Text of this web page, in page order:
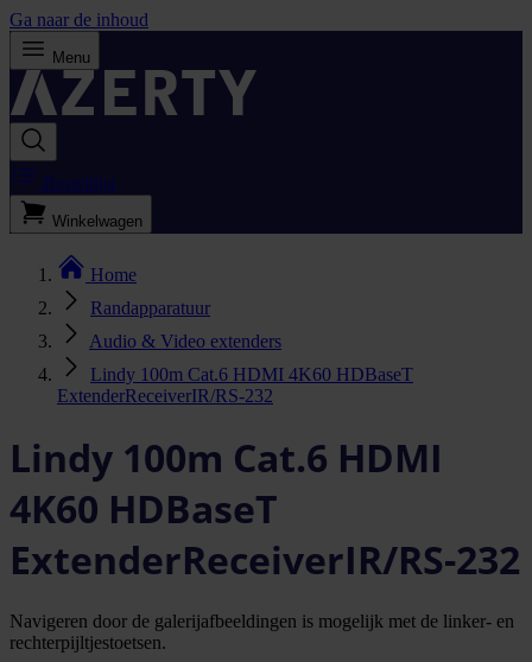
Ga naar de inhoud
Menu
Bestellijst
Winkelwagen
Home
Randapparatuur
Audio & Video extenders
Lindy 100m Cat.6 HDMI 4K60 HDBaseT
ExtenderReceiverIR/RS-232
Lindy 100m Cat.6 HDMI
4K60 HDBaseT
ExtenderReceiverIR/RS-232
Navigeren door de galerijafbeeldingen is mogelijk met de linker- en
rechterpijltjestoetsen.